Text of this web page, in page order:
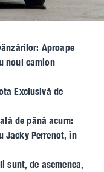
Aproape
noul camion
Exclusivă de
de până acum:
Jacky Perrenot, în
sunt, de asemenea,